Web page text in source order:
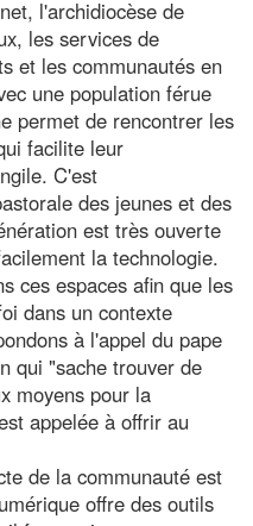
l'archidiocèse de
les services de
et les communautés en
une population férue
permet de rencontrer les
facilite leur
C'est
des jeunes et des
est très ouverte
la technologie.
ces espaces afin que les
dans un contexte
à l'appel du pape
qui "sache trouver de
moyens pour la
appelée à offrir au
de la communauté est
offre des outils